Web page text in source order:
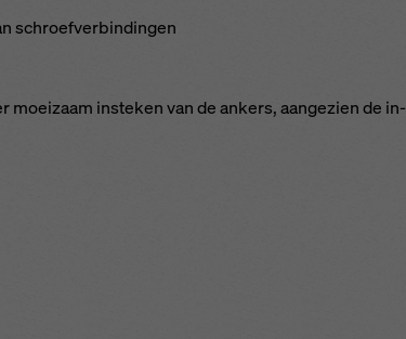
schroefver­bin­din­gen
in­s­te­ken van de an­kers, aan­gezien de in­